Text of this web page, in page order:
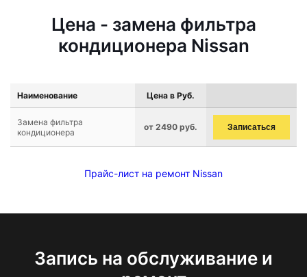
Цена - замена фильтра
кондиционера Nissan
Наименование Цена в Руб.
Замена фильтра
кондиционера
от 2490 руб. Записаться
Прайс-лист на ремонт Nissan
Запись на обслуживание и